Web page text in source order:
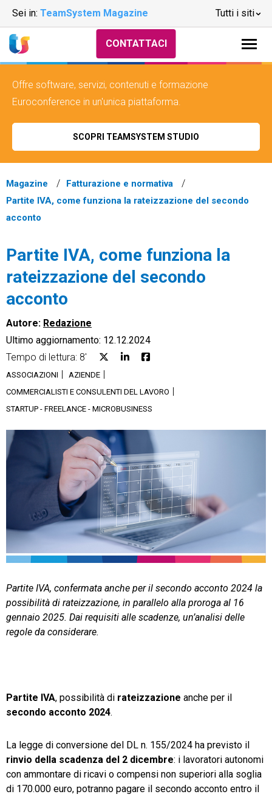
Sei in: TeamSystem Magazine Tutti i siti
Ecommerce
Email Marketing
Financial Solutions
Trust Services
TeamSystem Corporate
CONTATTACI
Offre software, servizi, contenuti e formazione
Euroconference in un'unica piattaforma.
SCOPRI TEAMSYSTEM STUDIO
Magazine
Fatturazione e normativa
Partite IVA, come funziona la rateizzazione del secondo
acconto
Partite IVA, come funziona la
rateizzazione del secondo
acconto
Autore: Redazione
Ultimo aggiornamento: 12.12.2024
Tempo di lettura: 8'
ASSOCIAZIONI
AZIENDE
COMMERCIALISTI E CONSULENTI DEL LAVORO
STARTUP - FREELANCE - MICROBUSINESS
Partite IVA, confermata anche per il secondo acconto 2024 la
possibilità di rateizzazione, in parallelo alla proroga al 16
gennaio 2025. Dai requisiti alle scadenze, un’analisi delle
regole da considerare.
Partite IVA, possibilità di rateizzazione anche per il
secondo acconto 2024.
La legge di conversione del DL n. 155/2024 ha previsto il
rinvio della scadenza del 2 dicembre: i lavoratori autonomi
con ammontare di ricavi o compensi non superiori alla soglia
di 170.000 euro, potranno pagare il secondo acconto entro il